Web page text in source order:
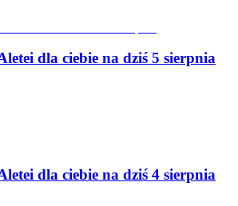
dla ciebie na dziś 5 sierpnia
dla ciebie na dziś 4 sierpnia